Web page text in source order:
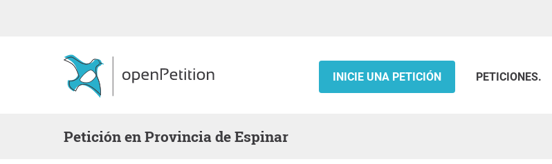
INICIE UNA PETICIÓN PETICIONES.
Petición en Provincia de Espinar